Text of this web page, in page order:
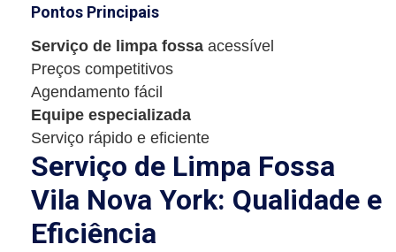
Pontos Principais
Serviço de limpa fossa acessível
Preços competitivos
Agendamento fácil
Equipe especializada
Serviço rápido e eficiente
Serviço de Limpa Fossa
Vila Nova York: Qualidade e
Eficiência